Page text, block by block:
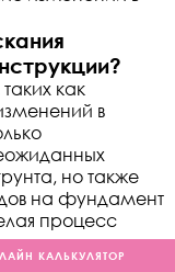
КАЛЬКУЛЯТОР
как
в
но также
на фундамент
процесс